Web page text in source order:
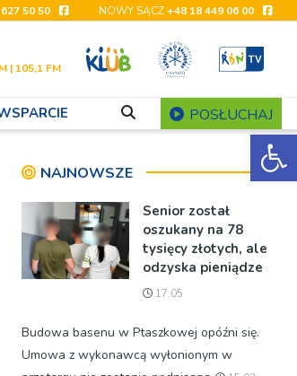
50 50 NOWY SĄCZ+48 18 449 06 00
| 105,1 FM
POSŁUCHAJ
NAJNOWSZE
Senior został
oszukany na 78
tysięcy złotych, ale
odzyska pieniądze
17:05
Budowa basenu w Ptaszkowej opóźni się.
Umowa z wykonawcą wyłonionym w